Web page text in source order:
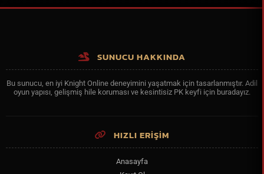
SUNUCU HAKKINDA
Bu sunucu, en iyi Knight Online deneyimini yaşatmak için tasarlanmıştır. Adil
oyun yapısı, gelişmiş hile koruması ve kesintisiz PK keyfi için buradayız.
HIZLI ERİŞİM
Anasayfa